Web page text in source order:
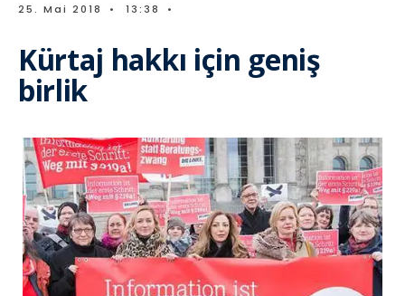
25. Mai 2018 • 13:38 •
Kürtaj hakkı için geniş
birlik